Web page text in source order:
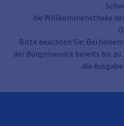
die Willkommenstheke
Bitte beachten Sie: Bei
der Bürgerservice bereits bis
die